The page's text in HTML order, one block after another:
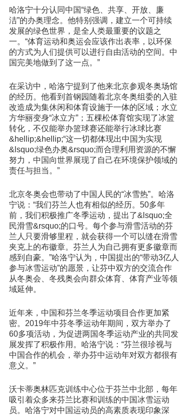
哈洛宁十分认同中国“绿色、共享、开放、廉
洁”的办奥理念。他特别强调，建立一个可持续
发展的绿色世界，是全人类最重要的议题之
一。“体育运动和奥运会应该作出表率，以环保
的方式为人们提供可以进行自由活动的空间。中
国完美地做到了这一点。”
在采访中，哈洛宁提到了他来北京参观冬奥场馆
的经历。他看到首钢园随着北京冬奥组委的入驻
改造成为集休闲和体育设施于一体的区域；水立
方华丽变身“冰立方”；五棵松体育馆实现了冰篮
转化，不仅能举办篮球赛还能举行冰球比赛
&hellip;&hellip;“这一切都体现出中国为实现
&lsquo;绿色办奥&rsquo;而合理利用资源的不懈
努力，中国向世界展现了自己在环境保护领域的
责任与担当。”
北京冬奥会也带动了中国人民的“冰雪热”。哈洛
宁说：“我们芬兰人也有相似的经历。50多年
前，我们积极推广冬季运动，提出了&lsquo;全
民滑雪&rsquo;的口号。每个参与滑雪活动的芬
兰人只要滑够里程，就会获得一个可以缝在滑雪
夹克上的布徽章。芬兰人为自己拥有更多徽章而
感到自豪。”哈洛宁认为，中国提出的“带动3亿人
参与冰雪运动”的愿景，让芬中双方的交流合作
从冬奥会、冬残奥会向群众体育、体育产业等领
域延伸。
近年来，中国和芬兰冬季运动项目合作更加紧
密。2019年中芬冬季运动年期间，双方举办了
60多项活动，为促进两国冬季运动产业的共同发
展发挥了积极作用。哈洛宁说：“芬兰很珍视与
中国合作的机会，举办芬中运动年对双方都很有
意义。”
沃卡蒂奥林匹克训练中心位于芬兰中北部，每年
吸引着众多来芬兰比赛和训练的中国冰雪运动
员。哈洛宁对中国运动员的高素质表现印象深